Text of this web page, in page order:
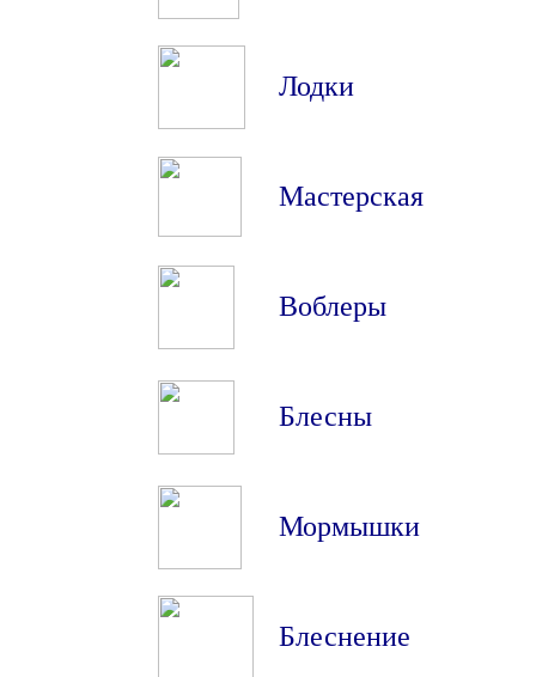
Лодки
Мастерская
Воблеры
Блесны
Мормышки
Блеснение